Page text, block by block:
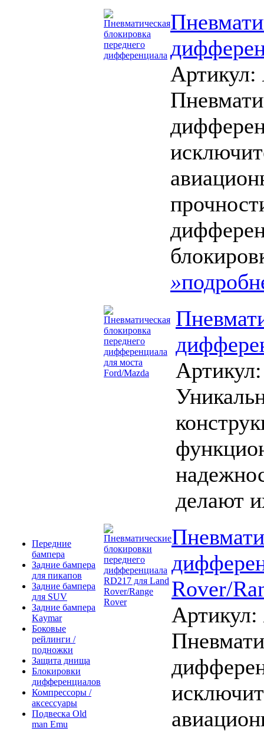
Передние
бампера
Задние бампера
для пикапов
Задние бампера
для SUV
Задние бампера
Kaymar
Боковые
рейлинги /
подножки
Защита днища
Блокировки
дифференциалов
Компрессоры /
аксессуары
Подвеска Old
man Emu
Артикул:
»
делают
Rover/
Артикул: